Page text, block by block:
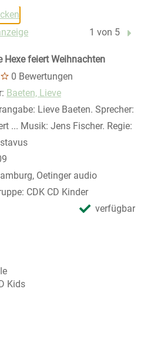
1 von 5
Hexe feiert Weihnachten
0 Bewertungen
Suche nach diesem Verfasser
Baeten, Lieve
Lieve Baeten. Sprecher:
... Musik: Jens Fischer. Regie:
Oetinger audio
CDK CD Kinder
verfügbar
Kids